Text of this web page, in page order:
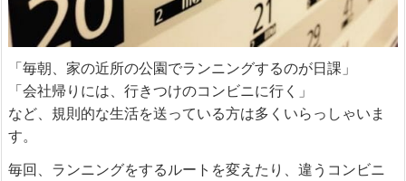
「毎朝、家の近所の公園でランニングするのが日課」
「会社帰りには、行きつけのコンビニに行く」
など、規則的な生活を送っている方は多くいらっしゃいま
す。
毎回、ランニングをするルートを変えたり、違うコンビニ